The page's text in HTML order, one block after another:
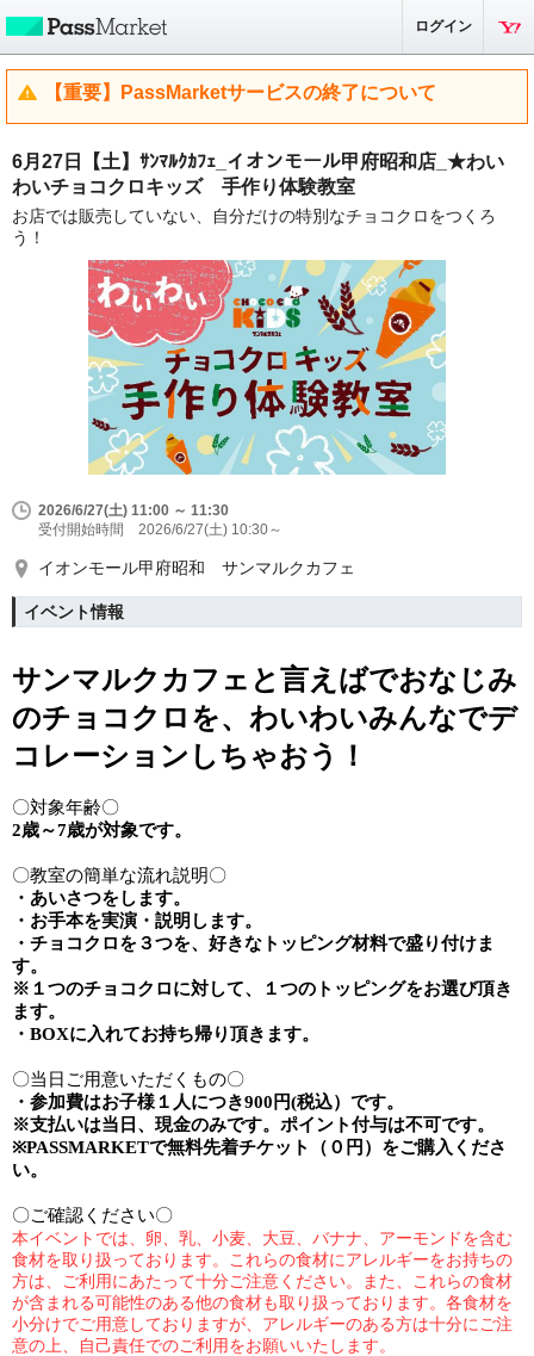
ログイン
【重要】PassMarketサービスの終了について
6月27日【土】ｻﾝﾏﾙｸｶﾌｪ_イオンモール甲府昭和店_★わい
わいチョコクロキッズ 手作り体験教室
お店では販売していない、自分だけの特別なチョコクロをつくろ
う！
2026/6/27(土) 11:00 ～ 11:30
受付開始時間 2026/6/27(土) 10:30～
イオンモール甲府昭和 サンマルクカフェ
イベント情報
サンマルクカフェと言えばでおなじみ
のチョコクロを、わいわいみんなでデ
コレーションしちゃおう！
〇対象年齢〇
2歳～7歳が対象です。
〇教室の簡単な流れ説明〇
・あいさつをします。
・お手本を実演・説明します。
・チョコクロを３つを、好きなトッピング材料で盛り付けま
す。
※１つのチョコクロに対して、１つのトッピングをお選び頂き
ます。
・BOXに入れてお持ち帰り頂きます。
〇当日ご用意いただくもの〇
・参加費はお子様１人につき900 円(税込）です。
※支払いは当日、現金のみです。ポイント付与は不可です。
※PASSMARKETで無料先着チケット（０円）をご購入くださ
い。
〇ご確認ください〇
本イベントでは、卵、乳、小麦、大豆、バナナ、アーモンドを含む
食材を取り扱っております。これらの食材にアレルギーをお持ちの
方は、ご利用にあたって十分ご注意ください。
また、これらの食材
が含まれる可能性のある他の食材も取り扱っております。各食材を
小分けでご用意しておりますが、アレルギーのある方は十分にご注
意の上、自己責任でのご利用をお願いいたします。